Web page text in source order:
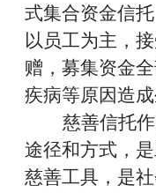
式集合资金信
以员工为主，
赠，募集资金
疾病等原因造
慈善信托
途径和方式，
慈善工具，是